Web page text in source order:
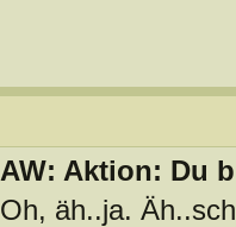
AW: Aktion: Du
Oh, äh..ja.